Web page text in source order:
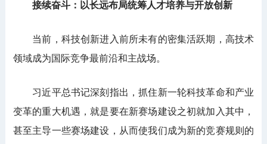
接续奋斗：以长远布局统筹人才培养与开放创新
当前，科技创新进入前所未有的密集活跃期，高技术
领域成为国际竞争最前沿和主战场。
习近平总书记深刻指出，抓住新一轮科技革命和产业
变革的重大机遇，就是要在新赛场建设之初就加入其中，
甚至主导一些赛场建设，从而使我们成为新的竞赛规则的